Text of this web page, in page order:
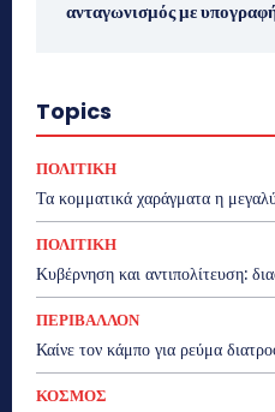
ανταγωνισμός με
Topics
ΠΟΛΙΤΙΚΗ
Τα κομματικά χαράγματα η
ΠΟΛΙΤΙΚΗ
Κυβέρνηση και αντιπολίτευση:
ΠΕΡΙΒΑΛΛΟΝ
Καίνε τον κάμπο για ρεύμα
ΚΟΣΜΟΣ